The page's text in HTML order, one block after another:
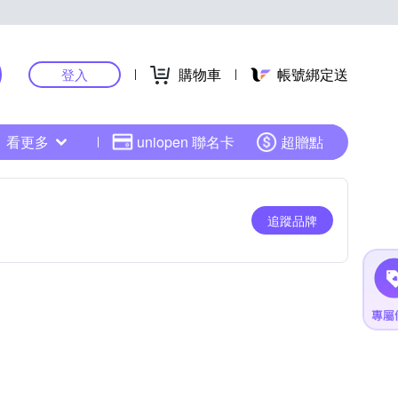
登入 購物車 帳號綁定送
看更多 uniopen 聯名卡 超贈點
追蹤品牌